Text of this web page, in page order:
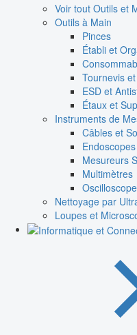
Voir tout Outils et
Outils à Main
Pinces
Établi et
Tournevis
ESD et
Étaux et
Instruments de
Câbles et
Mesureurs
Multimètres
Nettoyage par
Loupes et